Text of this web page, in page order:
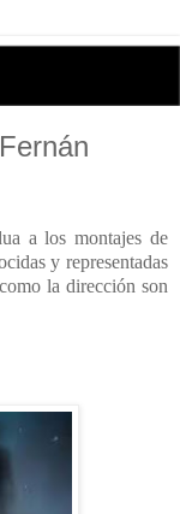
a los montajes de
y representadas
la dirección son